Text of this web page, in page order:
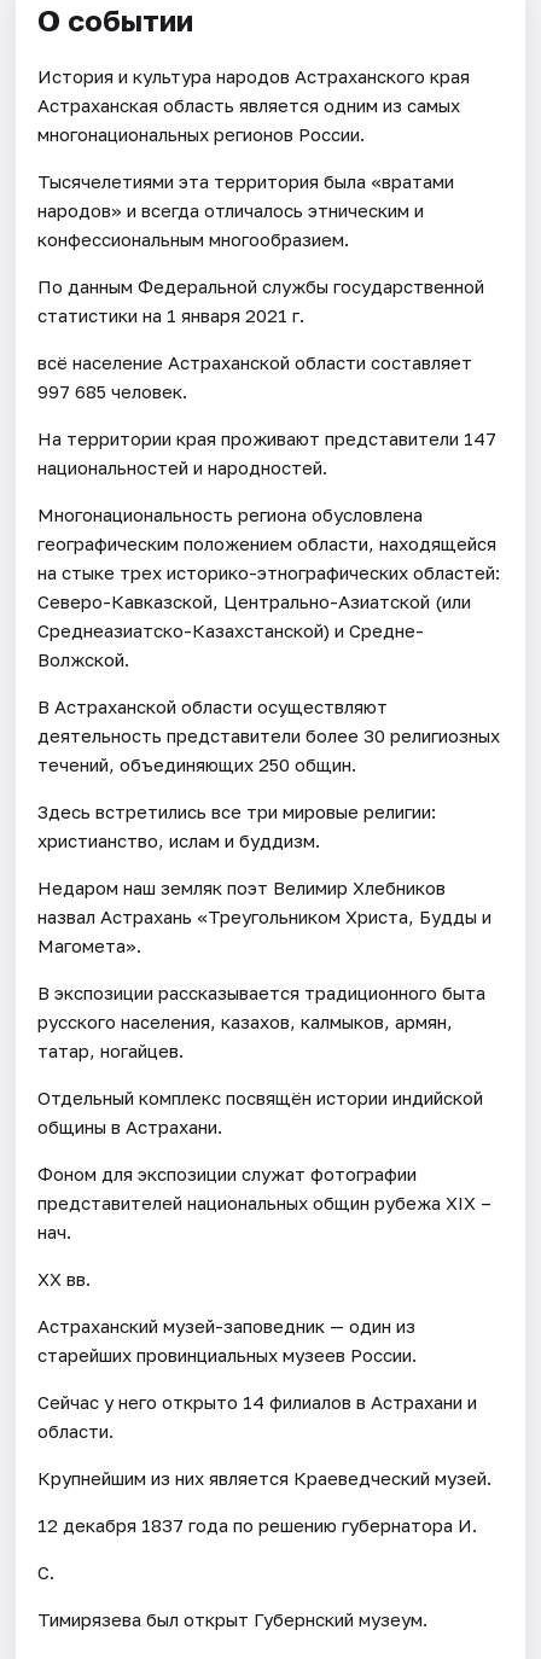
О событии
История и культура народов Астраханского края
Астраханская область является одним из самых
многонациональных регионов России.
Тысячелетиями эта территория была «вратами
народов» и всегда отличалось этническим и
конфессиональным многообразием.
По данным Федеральной службы государственной
статистики на 1 января 2021 г.
всё население Астраханской области составляет
997 685 человек.
На территории края проживают представители 147
национальностей и народностей.
Многонациональность региона обусловлена
географическим положением области, находящейся
на стыке трех историко-этнографических областей:
Северо-Кавказской, Центрально-Азиатской (или
Среднеазиатско-Казахстанской) и Средне-
Волжской.
В Астраханской области осуществляют
деятельность представители более 30 религиозных
течений, объединяющих 250 общин.
Здесь встретились все три мировые религии:
христианство, ислам и буддизм.
Недаром наш земляк поэт Велимир Хлебников
назвал Астрахань «Треугольником Христа, Будды и
Магомета».
В экспозиции рассказывается традиционного быта
русского населения, казахов, калмыков, армян,
татар, ногайцев.
Отдельный комплекс посвящён истории индийской
общины в Астрахани.
Фоном для экспозиции служат фотографии
представителей национальных общин рубежа XIX –
нач.
XX вв.
Астраханский музей-заповедник — один из
старейших провинциальных музеев России.
Сейчас у него открыто 14 филиалов в Астрахани и
области.
Крупнейшим из них является Краеведческий музей.
12 декабря 1837 года по решению губернатора И.
С.
Тимирязева был открыт Губернский музеум.